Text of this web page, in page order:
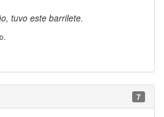
tuvo este barrilete.
7